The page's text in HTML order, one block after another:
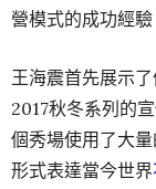
營模式的成功經驗
王海震首先展示
2017秋冬系列的
個秀場使用了大
形式表達當今世界